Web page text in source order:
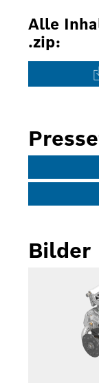
Alle
.zip:
Bilder